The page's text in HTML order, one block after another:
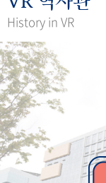
걸어온 길 기관 변
연구 역사
정책과 연구
간행물 변천사
기록물 아카이브
사진 아카이브 문
History in VR